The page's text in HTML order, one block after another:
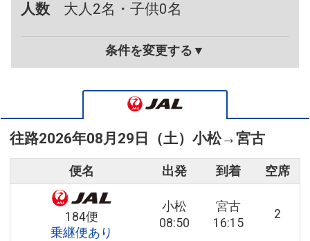
人数
大人2名・子供0名
条件を変更する▼
往路2026年08月29日（土） 小松→宮古
便名 出発 到着 空席
184便
乗継便あり
小松
08:50
宮古
16:15
2